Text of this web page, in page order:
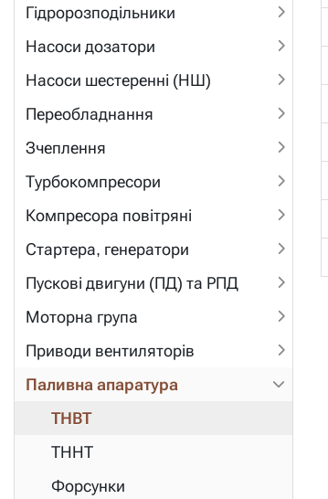
Гідророзподільники
Насоси дозатори
Насоси шестеренні (НШ)
Переобладнання
Зчеплення
Турбокомпресори
Компресора повітряні
Стартера, генератори
Пускові двигуни (ПД) та РПД
Моторна група
Приводи вентиляторів
Паливна апаратура
ТНВТ
ТННТ
Форсунки